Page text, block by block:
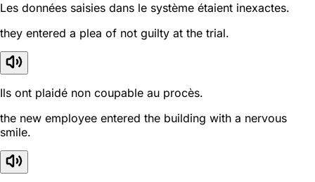
Les données saisies dans le système étaient inexactes.
they entered a plea of not guilty at the trial.
Ils ont plaidé non coupable au procès.
the new employee entered the building with a nervous
smile.